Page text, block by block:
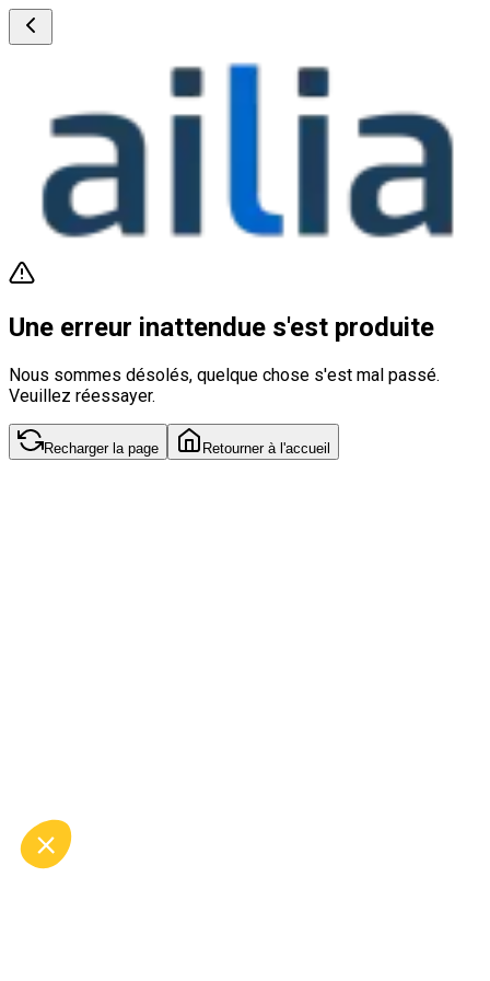
Une erreur inattendue s'est produite
Nous sommes désolés, quelque chose s'est mal passé.
Veuillez réessayer.
Recharger la page Retourner à l'accueil